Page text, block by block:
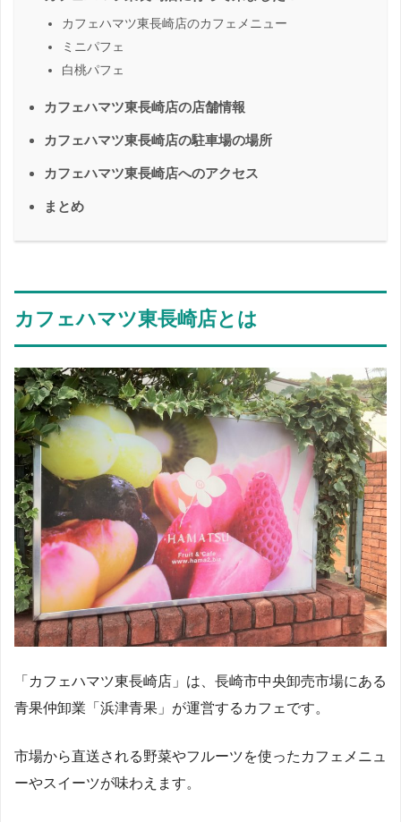
カフェハマツ東長崎店のカフェメニュー
ミニパフェ
白桃パフェ
カフェハマツ東長崎店の店舗情報
カフェハマツ東長崎店の駐車場の場所
カフェハマツ東長崎店へのアクセス
まとめ
カフェハマツ東長崎店とは
「カフェハマツ東長崎店」は、長崎市中央卸売市場にある
青果仲卸業「浜津青果」が運営するカフェです。
市場から直送される野菜やフルーツを使ったカフェメニュ
ーやスイーツが味わえます。